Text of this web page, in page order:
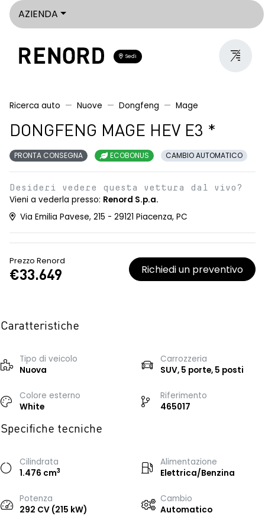
AZIENDA
Sedi
Ricerca auto Nuove Dongfeng Mage
DONGFENG MAGE HEV E3 *
PRONTA CONSEGNA ECOBONUS CAMBIO AUTOMATICO
Desideri vedere questa vettura dal vivo?
Vieni a vederla presso: Renord S.p.a.
Via Emilia Pavese, 215 - 29121 Piacenza, PC
Prezzo Renord
€33.649 Richiedi un preventivo
Caratteristiche
Tipo di veicolo
Nuova
Carrozzeria
SUV, 5 porte, 5 posti
Colore esterno
White
Riferimento
465017
Specifiche tecniche
Cilindrata
1.476 cm3
Alimentazione
Elettrica/Benzina
Potenza
292 CV (215 kW)
Cambio
Automatico